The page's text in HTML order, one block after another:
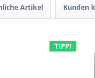
Artikel Kunden
TIPP!